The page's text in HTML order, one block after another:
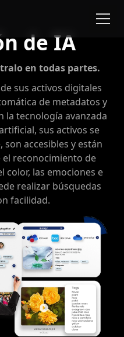
de IA
en todas partes.
sus activos digitales
de metadatos y
la tecnología avanzada
sus activos se
accesibles y están
el reconocimiento de
color, las emociones e
realizar búsquedas
facilidad.